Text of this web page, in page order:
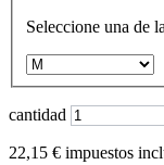
Seleccione una de
cantidad
22,15 € impuestos